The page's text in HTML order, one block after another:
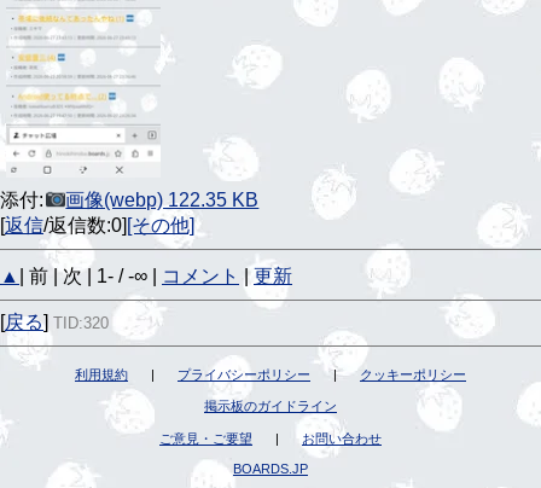
添付:
画像(webp) 122.35 KB
[返信/返信数:0] [その他]
▲ | 前 | 次 | 1- / -∞ | コメント 更新
[戻る] TID:320
利用規約 | プライバシーポリシー | クッキーポリシー
掲示板のガイドライン
ご意見・ご要望 | お問い合わせ
BOARDS.JP